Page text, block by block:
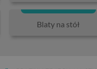
Blaty na stół